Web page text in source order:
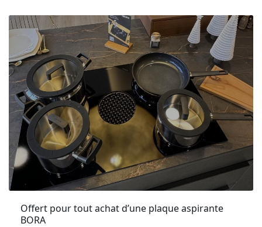
Offert pour tout achat d’une plaque aspirante
BORA